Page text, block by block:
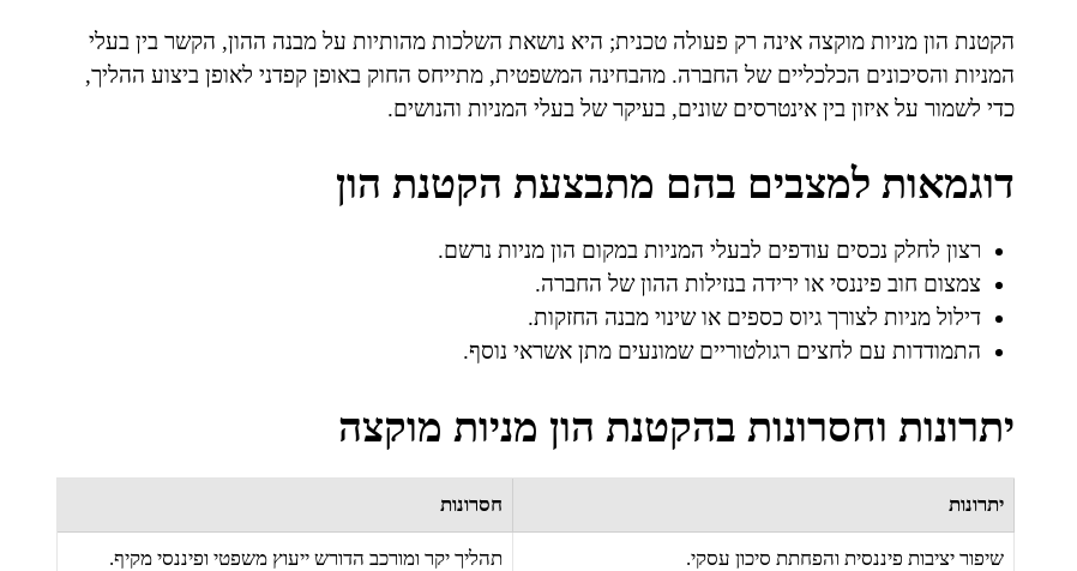
הקטנת הון מניות מוקצה אינה רק פעולה טכנית; היא נושאת השלכות מהותיות על מבנה ההון, הקשר בין בעלי
המניות והסיכונים הכלכליים של החברה. מהבחינה המשפטית, מתייחס החוק באופן קפדני לאופן ביצוע ההליך,
כדי לשמור על איזון בין אינטרסים שונים, בעיקר של בעלי המניות והנושים.
דוגמאות למצבים בהם מתבצעת הקטנת הון
רצון לחלק נכסים עודפים לבעלי המניות במקום הון מניות נרשם.
צמצום חוב פיננסי או ירידה בנזילות ההון של החברה.
דילול מניות לצורך גיוס כספים או שינוי מבנה החזקות.
התמודדות עם לחצים רגולטוריים שמונעים מתן אשראי נוסף.
יתרונות וחסרונות בהקטנת הון מניות מוקצה
יתרונות חסרונות
שיפור יציבות פיננסית והפחתת סיכון עסקי. תהליך יקר ומורכב הדורש ייעוץ משפטי ופיננסי מקיף.